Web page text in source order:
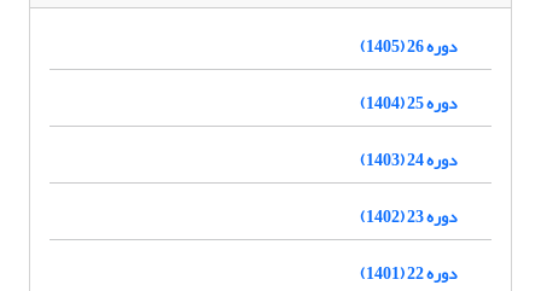
دوره 26 (1405)
دوره 25 (1404)
دوره 24 (1403)
دوره 23 (1402)
دوره 22 (1401)